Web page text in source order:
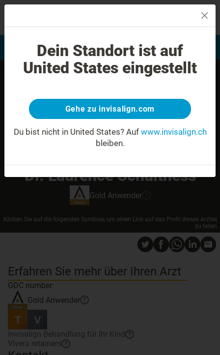
Bewertung Ihres Lächelns Invisalign Anwender finden
Dr. Laurence Schulthess
Gold Anwender
Klicken Sie auf die folgenden Symbole, um einen Link auf das Profil dieses Arztes
zu teilen
Erfahren Sie mehr über Ihren Arzt
GDC number:
Gold Anwender ?
Invisalign Behandlung für Ihr Kind ?
Vivera retainers ?
Dein Standort ist auf
United States eingestellt
Gehe zu invisalign.com
Du bist nicht in United States? Auf www.invisalign.ch
bleiben.